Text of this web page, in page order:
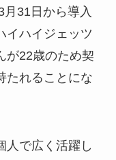
31日から導入
イハイジェッツ
が22歳のため契
たれることにな
人で広く活躍し